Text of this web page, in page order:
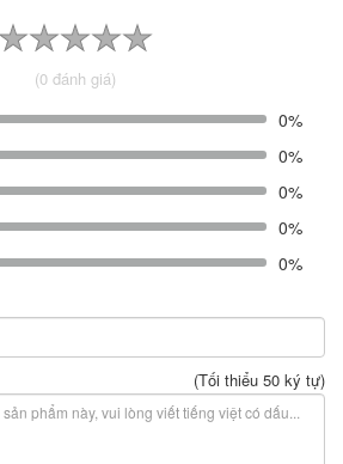
(0 đánh giá)
0%
0%
0%
0%
0%
(Tối thiểu 50 ký tự)